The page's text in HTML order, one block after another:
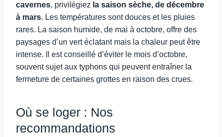
cavernes, privilégiez la saison sèche, de décembre
à mars. Les températures sont douces et les pluies
rares. La saison humide, de mai à octobre, offre des
paysages d’un vert éclatant mais la chaleur peut être
intense. Il est conseillé d’éviter le mois d’octobre,
souvent sujet aux typhons qui peuvent entraîner la
fermeture de certaines grottes en raison des crues.
Où se loger : Nos
recommandations